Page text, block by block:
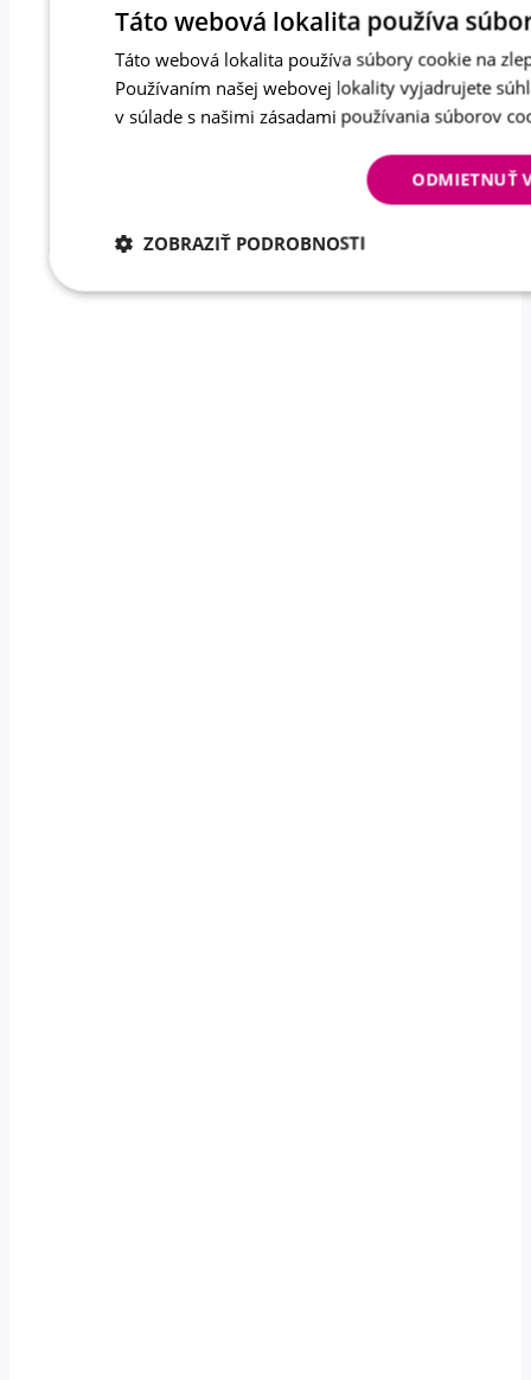
Táto webová lokalita používa
Táto webová lokalita používa súbory cookie na
Používaním našej webovej lokality vyjadrujete
v súlade s našimi zásadami používania súborov
ODMIETNUŤ
ZOBRAZIŤ PODROBNOSTI